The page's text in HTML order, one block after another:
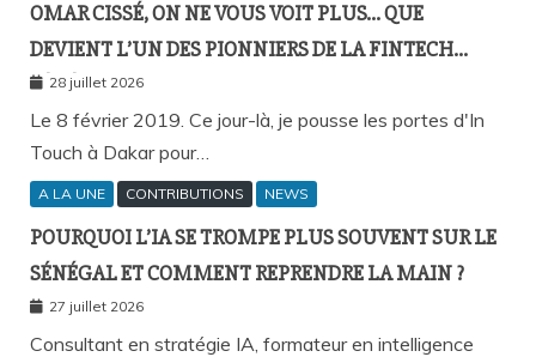
OMAR CISSÉ, ON NE VOUS VOIT PLUS… QUE
DEVIENT L’UN DES PIONNIERS DE LA FINTECH
SÉNÉGALAISE ?
28 juillet 2026
Le 8 février 2019. Ce jour-là, je pousse les portes d'In
Touch à Dakar pour…
A LA UNE CONTRIBUTIONS NEWS
POURQUOI L’IA SE TROMPE PLUS SOUVENT SUR LE
SÉNÉGAL ET COMMENT REPRENDRE LA MAIN ?
27 juillet 2026
Consultant en stratégie IA, formateur en intelligence